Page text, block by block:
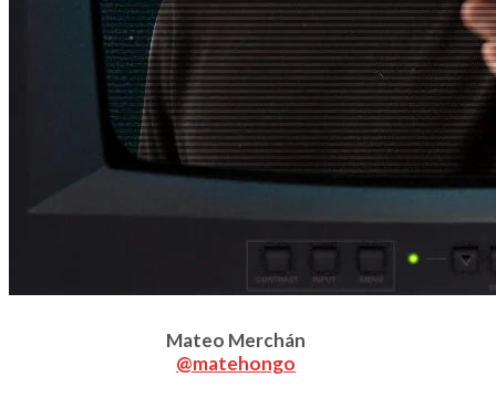
Mateo Merchán
@matehongo